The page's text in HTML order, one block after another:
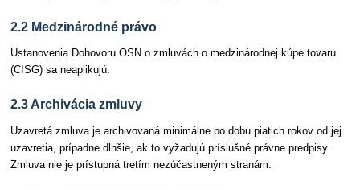
2.2 Medzinárodné právo
Ustanovenia Dohovoru OSN o zmluvách o medzinárodnej kúpe tovaru
(CISG) sa neaplikujú.
2.3 Archivácia zmluvy
Uzavretá zmluva je archivovaná minimálne po dobu piatich rokov od jej
uzavretia, prípadne dlhšie, ak to vyžadujú príslušné právne predpisy.
Zmluva nie je prístupná tretím nezúčastneným stranám.